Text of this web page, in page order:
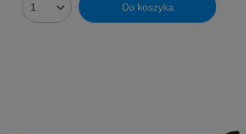
Ilość produktów Do koszyka